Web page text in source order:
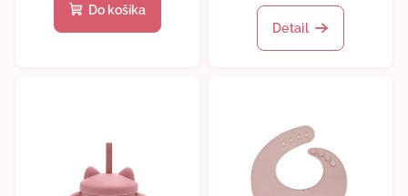
Do košíka
Detail